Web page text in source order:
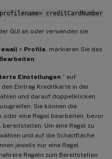
creditCardNumber
GUI an oder verwenden sie
> Profile , markieren Sie das
Bearbeiten
Einstellungen “ auf
den Eintrag Kreditkarte in der
und darauf doppelklicken,
Sie können die
eine Regel bearbeiten, bevor
Um eine Regel zu
und auf die Schaltfläche
jeweils nur eine Regel
Regeln zum Bereitstellen